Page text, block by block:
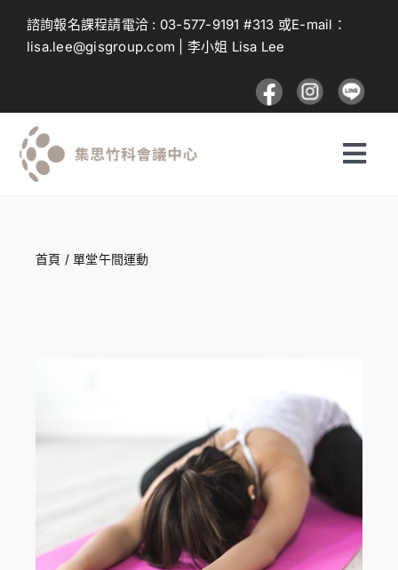
諮詢報名課程請電洽 : 03-577-9191 #313 或E-mail：
lisa.lee@gisgroup.com | 李小姐 Lisa Lee
首頁 / 單堂午間運動